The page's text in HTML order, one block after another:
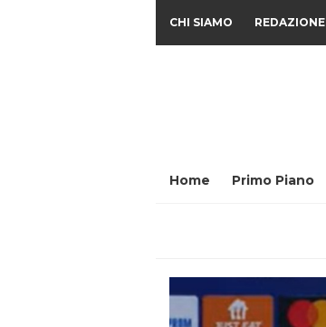
CHI SIAMO REDAZIONE
Home Primo Piano